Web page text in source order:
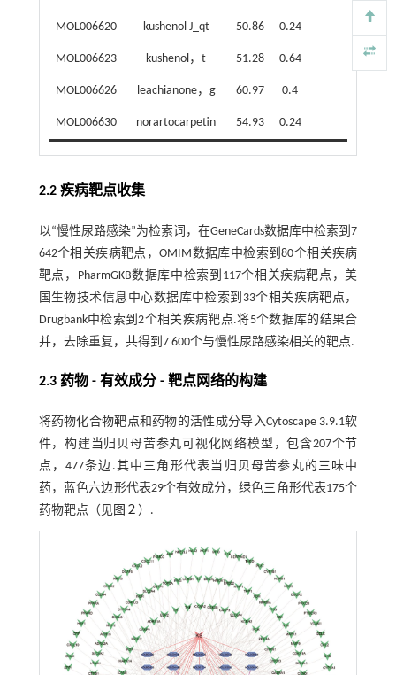
MOL006620 kushenol J_qt 50.86 0.24
MOL006623 kushenol，t 51.28 0.64
MOL006626 leachianone，g 60.97 0.4
MOL006630 norartocarpetin 54.93 0.24
2.2 疾病靶点收集
以“慢性尿路感染”为检索词，在GeneCards数据库中检索到7
642个相关疾病靶点，OMIM数据库中检索到80个相关疾病
靶点，PharmGKB数据库中检索到117个相关疾病靶点，美
国生物技术信息中心数据库中检索到33个相关疾病靶点，
Drugbank中检索到2个相关疾病靶点.将5个数据库的结果合
并，去除重复，共得到7 600个与慢性尿路感染相关的靶点.
2.3 药物 - 有效成分 - 靶点网络的构建
将药物化合物靶点和药物的活性成分导入Cytoscape 3.9.1软
件，构建当归贝母苦参丸可视化网络模型，包含207个节
点，477条边.其中三角形代表当归贝母苦参丸的三味中
药，蓝色六边形代表29个有效成分，绿色三角形代表175个
药物靶点（见图２ ）.